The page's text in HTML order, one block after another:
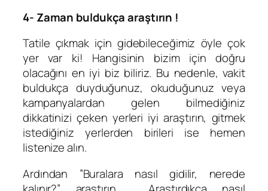
4- Zaman buldukça araştırın !
Tatile çıkmak için gidebileceğimiz öyle çok
yer var ki! Hangisinin bizim için doğru
olacağını en iyi biz biliriz. Bu nedenle, vakit
buldukça duyduğunuz, okuduğunuz veya
kampanyalardan gelen bilmediğiniz
dikkatinizi çeken yerleri iyi araştırın, gitmek
istediğiniz yerlerden birileri ise hemen
listenize alın.
Ardından ”Buralara nasıl gidilir, nerede